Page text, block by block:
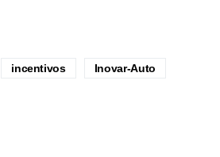
incentivos Inovar-Auto